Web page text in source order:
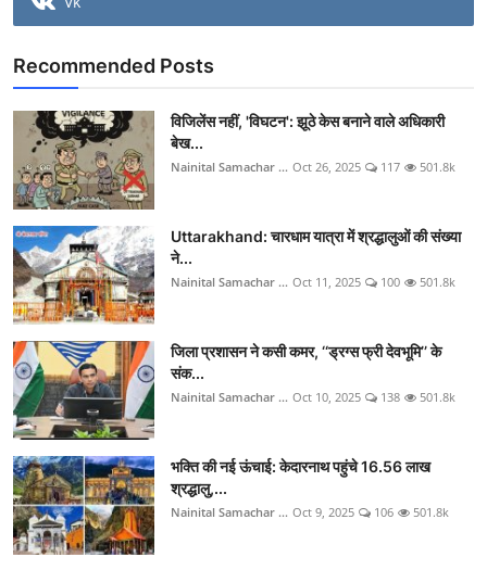
Recommended Posts
विजिलेंस नहीं, 'विघटन': झूठे केस बनाने वाले अधिकारी
बेख...
Nainital Samachar ... Oct 26, 2025 117 501.8k
Uttarakhand: चारधाम यात्रा में श्रद्धालुओं की संख्या
ने...
Nainital Samachar ... Oct 11, 2025 100 501.8k
जिला प्रशासन ने कसी कमर, ‘‘ड्रग्स फ्री देवभूमि’’ के
संक...
Nainital Samachar ... Oct 10, 2025 138 501.8k
भक्ति की नई ऊंचाई: केदारनाथ पहुंचे 16.56 लाख
श्रद्धालु,...
Nainital Samachar ... Oct 9, 2025 106 501.8k